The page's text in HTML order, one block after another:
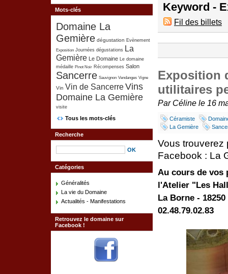
Keyword -
Fil des billets
Exposition
utilitaires
Par Céline le 16
Céramiste
La Gemière
Vous trouverez
Facebook : La
Au cours de vos
l'Atelier "Les
La Borne -
02.48.79.02.83
Mots-clés
Domaine La
Gemière dégustation Evènement
Exposition Journées dégustations La
Gemière Le Domaine Le domaine
médaille Pinot Noir Récompenses Salon
Sancerre Sauvignon Vendanges Vigne
Vin Vin de SancerreVins
Domaine La Gemière
visite
Tous les mots-clés
Recherche
Catégories
Généralités
La vie du Domaine
Actualités - Manifestations
Retrouvez le domaine sur
Facebook !